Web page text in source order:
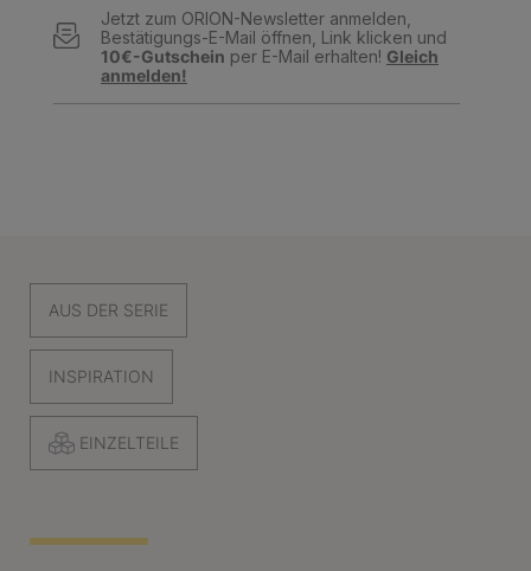
Jetzt zum ORION-Newsletter anmelden,
Bestätigungs-E-Mail öffnen, Link klicken und
10€-Gutschein per E-Mail erhalten! Gleich
anmelden!
AUS DER SERIE
INSPIRATION
EINZELTEILE